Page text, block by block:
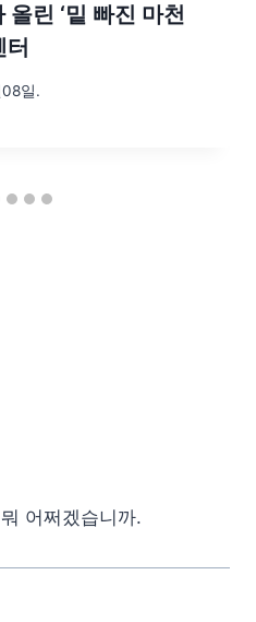
린 ‘밑 빠진 마천
터
일.
어쩌겠습니까.